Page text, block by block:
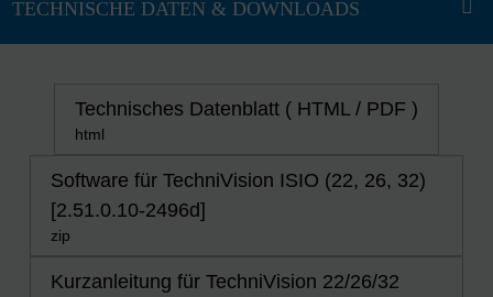
Technisches Datenblatt ( HTML / PDF )
html
Software für TechniVision ISIO (22, 26, 32)
[2.51.0.10-2496d]
zip
Kurzanleitung für TechniVision 22/26/32